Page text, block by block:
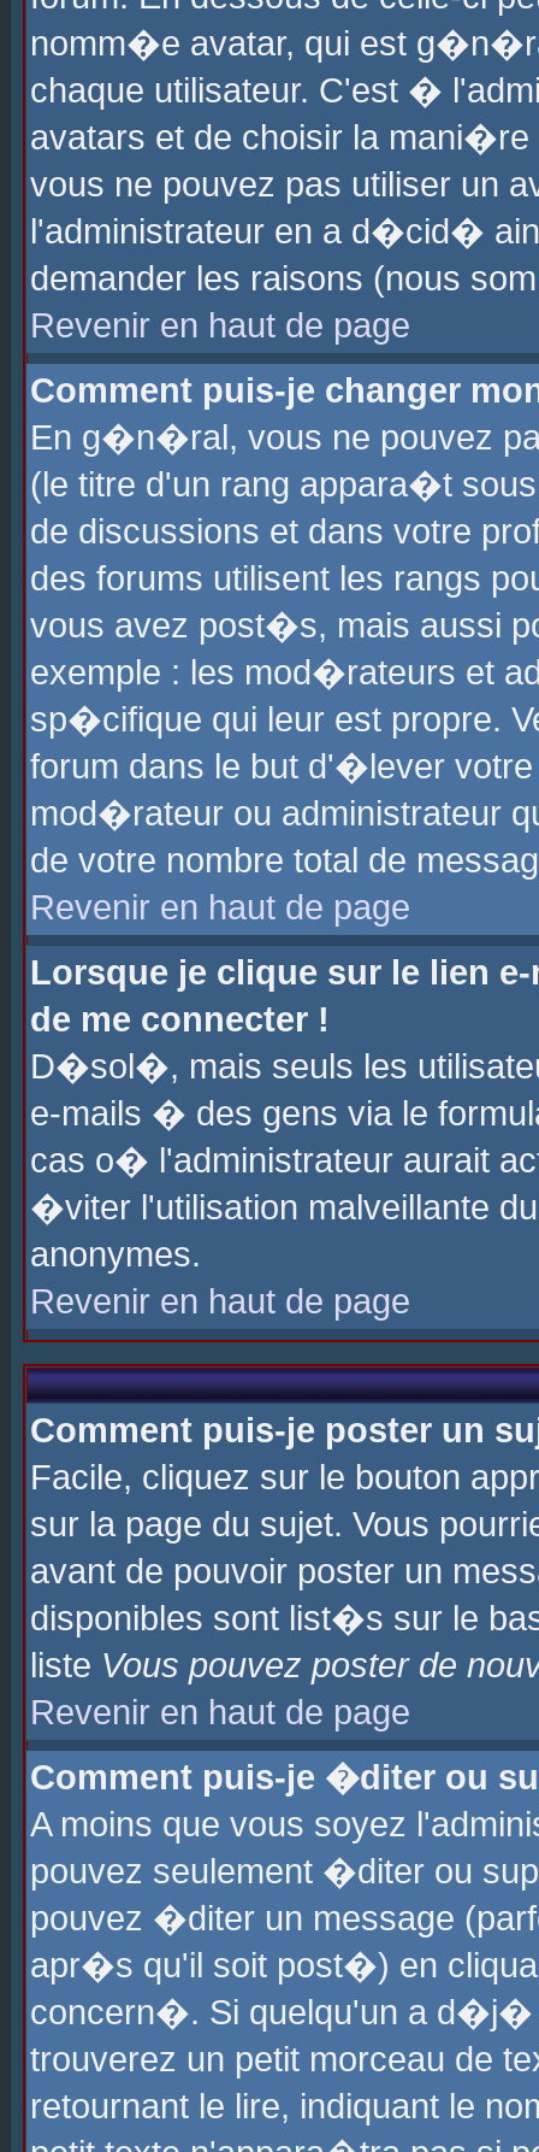
nomm�e avatar, qui est
chaque utilisateur. C'est �
avatars et de choisir la
vous ne pouvez pas utiliser un
l'administrateur en a d�cid�
demander les raisons (nous
Revenir en haut de page
Comment puis-je changer
En g�n�ral, vous ne pouvez
(le titre d'un rang appara�t
de discussions et dans votre
des forums utilisent les rangs
vous avez post�s, mais aussi
exemple : les mod�rateurs et
sp�cifique qui leur est propre.
forum dans le but d'�lever
mod�rateur ou administrateur
de votre nombre total de
Revenir en haut de page
Lorsque je clique sur le lien
de me connecter !
D�sol�, mais seuls les
e-mails � des gens via le
cas o� l'administrateur aurait
�viter l'utilisation malveillante
anonymes.
Revenir en haut de page
Comment puis-je poster un
Facile, cliquez sur le bouton
sur la page du sujet. Vous
avant de pouvoir poster un
disponibles sont list�s sur le
liste Vous pouvez poster de
Revenir en haut de page
Comment puis-je �diter ou
A moins que vous soyez
pouvez seulement �diter ou
pouvez �diter un message
apr�s qu'il soit post�) en
concern�. Si quelqu'un a
trouverez un petit morceau de
retournant le lire, indiquant le